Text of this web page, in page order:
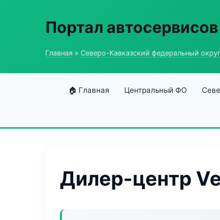
Портал
Главная » Северо-Кавказский федеральный
🏠 Главная Центральный ФО
Дилер-центр